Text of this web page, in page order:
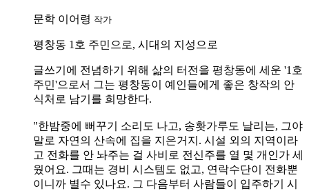
문학 이어령 작가
평창동 1호 주민으로, 시대의 지성으로
글쓰기에 전념하기 위해 삶의 터전을 평창동에 세운 '1호
주민'으로서 그는 평창동이 예인들에게 좋은 창작의 안
식처로 남기를 희망한다.
"한밤중에 뻐꾸기 소리도 나고, 송홧가루도 날리는, 그야
말로 자연의 산속에 집을 지은거지. 시설 외의 지역이라
고 전화를 안 놔주는 걸 사비로 전신주를 열 몇 개인가 세
웠어요. 그때는 경비 시스템도 없고, 연락수단이 전화뿐
이니까 별수 있나요. 그 다음부터 사람들이 입주하기 시